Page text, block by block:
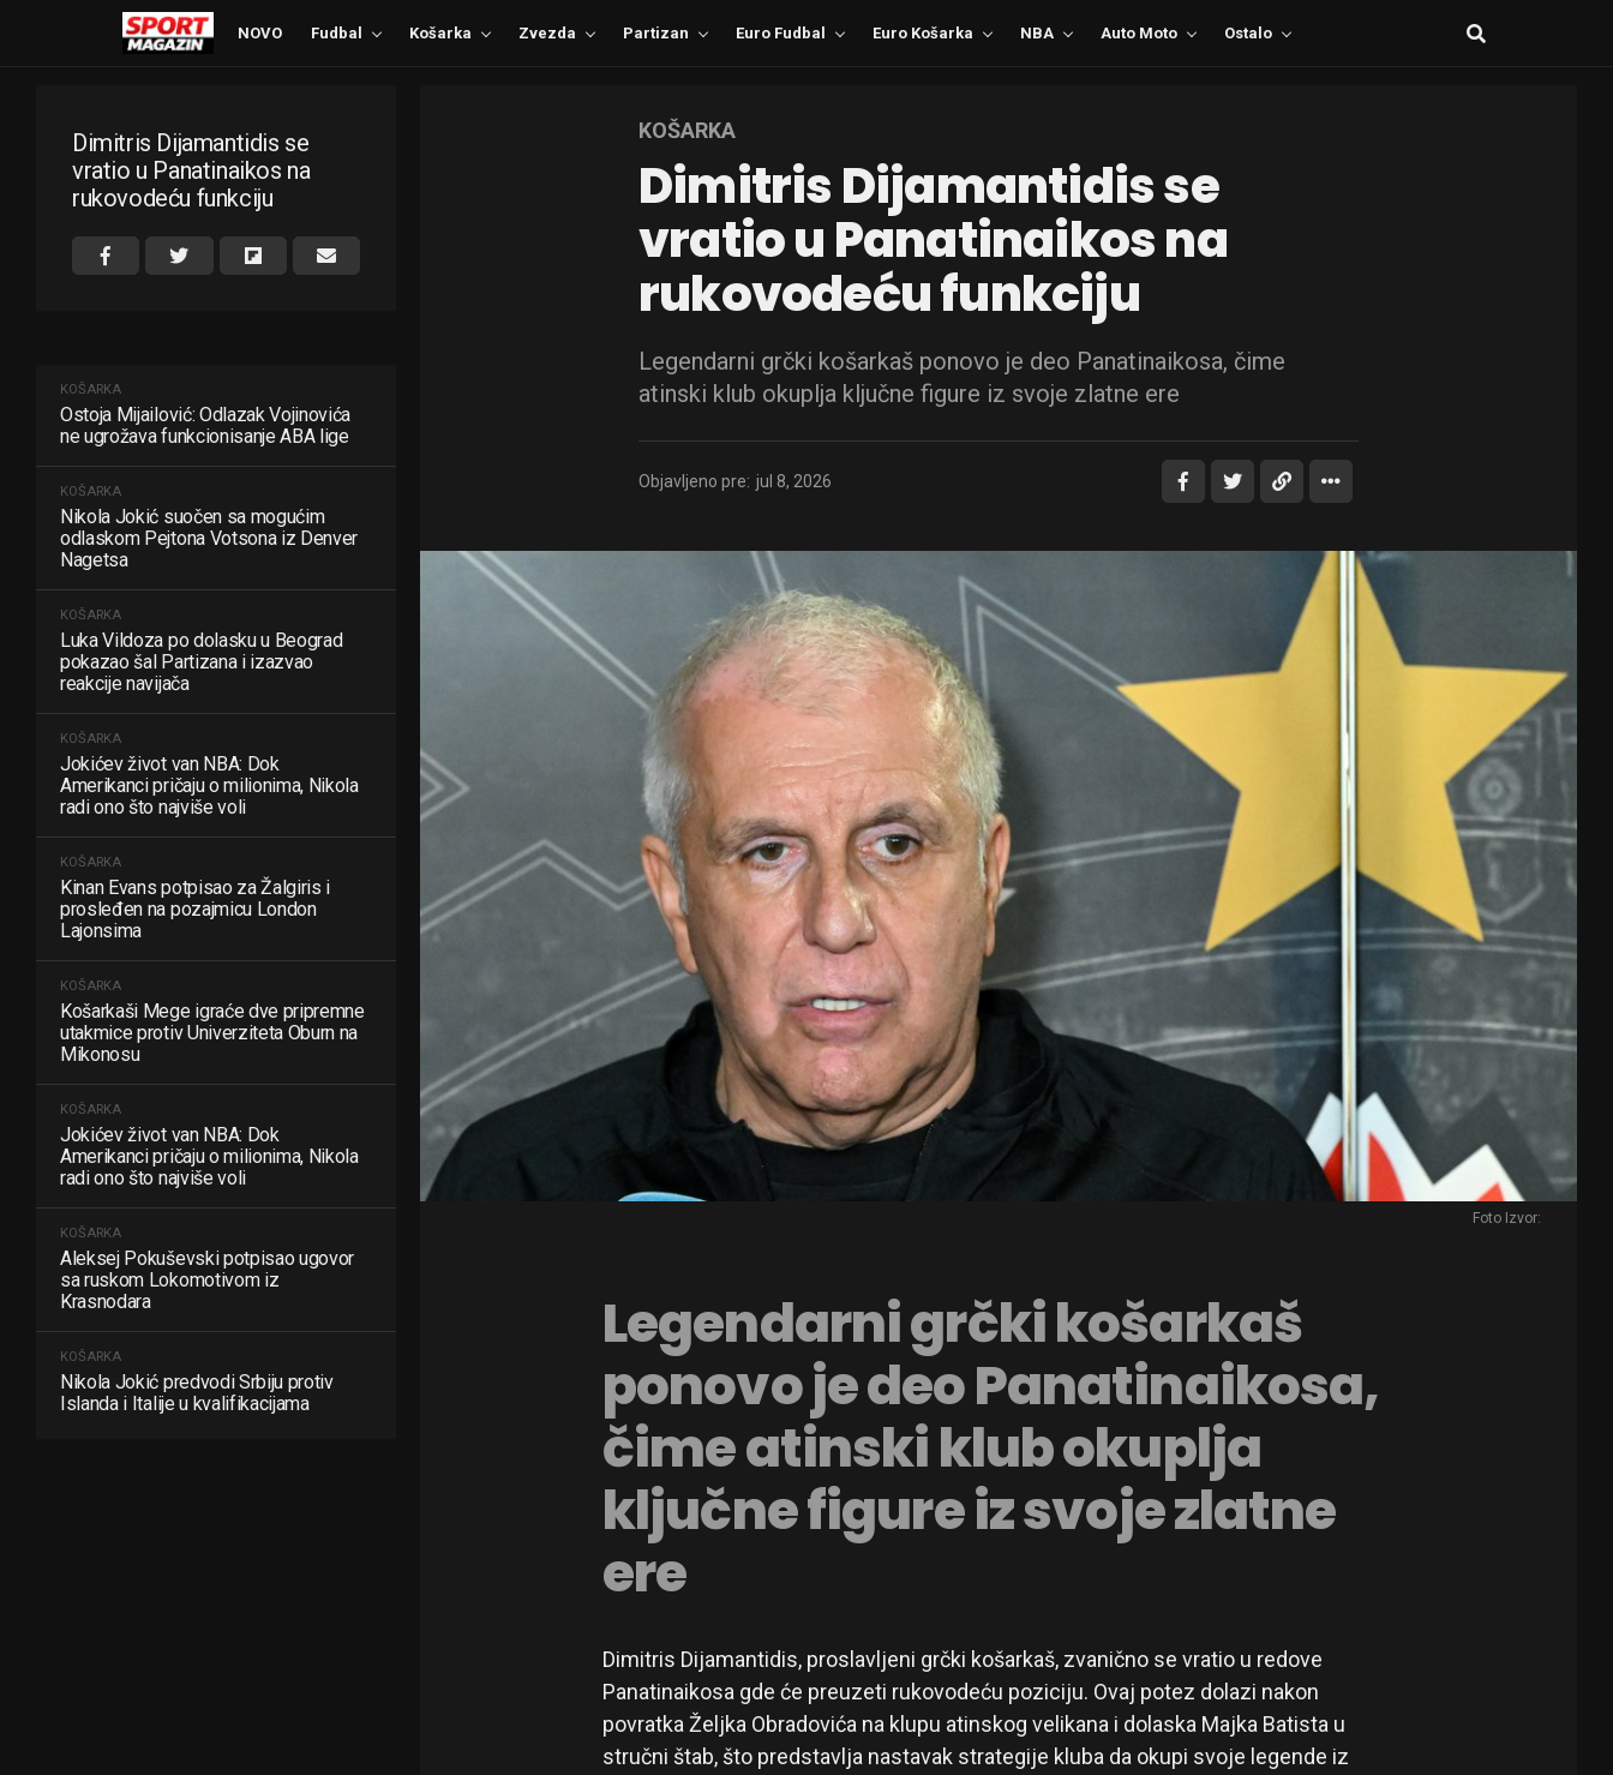
NOVO Fudbal Košarka Zvezda Partizan Euro Fudbal Euro Košarka NBA Auto Moto Ostalo
Dimitris Dijamantidis se
vratio u Panatinaikos na
rukovodeću funkciju
KOŠARKA
Ostoja Mijailović: Odlazak Vojinovića
ne ugrožava funkcionisanje ABA lige
KOŠARKA
Nikola Jokić suočen sa mogućim
odlaskom Pejtona Votsona iz Denver
Nagetsa
KOŠARKA
Luka Vildoza po dolasku u Beograd
pokazao šal Partizana i izazvao
reakcije navijača
KOŠARKA
Jokićev život van NBA: Dok
Amerikanci pričaju o milionima, Nikola
radi ono što najviše voli
KOŠARKA
Kinan Evans potpisao za Žalgiris i
prosleđen na pozajmicu London
Lajonsima
KOŠARKA
Košarkaši Mege igraće dve pripremne
utakmice protiv Univerziteta Oburn na
Mikonosu
KOŠARKA
Jokićev život van NBA: Dok
Amerikanci pričaju o milionima, Nikola
radi ono što najviše voli
KOŠARKA
Aleksej Pokuševski potpisao ugovor
sa ruskom Lokomotivom iz
Krasnodara
KOŠARKA
Nikola Jokić predvodi Srbiju protiv
Islanda i Italije u kvalifikacijama
KOŠARKA
Dimitris Dijamantidis se
vratio u Panatinaikos na
rukovodeću funkciju
Legendarni grčki košarkaš ponovo je deo Panatinaikosa, čime
atinski klub okuplja ključne figure iz svoje zlatne ere
Objavljeno pre: jul 8, 2026
Foto Izvor:
Legendarni grčki košarkaš
ponovo je deo Panatinaikosa,
čime atinski klub okuplja
ključne figure iz svoje zlatne
ere
Dimitris Dijamantidis, proslavljeni grčki košarkaš, zvanično se vratio u redove
Panatinaikosa gde će preuzeti rukovodeću poziciju. Ovaj potez dolazi nakon
povratka Željka Obradovića na klupu atinskog velikana i dolaska Majka Batista u
stručni štab, što predstavlja nastavak strategije kluba da okupi svoje legende iz